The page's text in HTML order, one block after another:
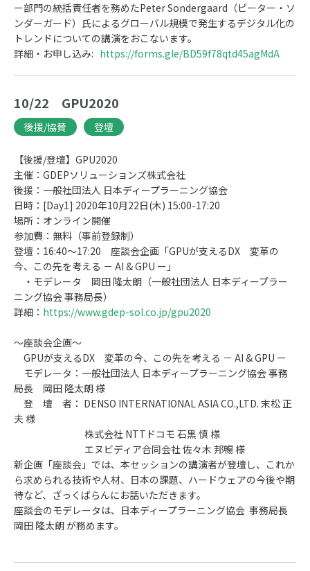
ー部門の統括責任者を務めたPeter Sondergaard（ピーター・ソ
ンダーガード）氏によるグローバル規模で発生するデジタル化の
トレンドについての講演をおこないます。
詳細・お申し込み: https://forms.gle/BD59f78qtd45agMdA
10/22 GPU2020
後援/協賛 登壇
【後援/登壇】GPU2020
主催：GDEPソリューションズ株式会社
後援：一般社団法人 日本ディープラーニング協会
日時：[Day1] 2020年10月22日(木) 15:00-17:20
場所：オンライン開催
参加費：無料（事前登録制）
登壇：16:40～17:20 座談会企画「GPUが支えるDX 変革の
今、この先を考える － AI & GPU ー」
・モデレータ 岡田 隆太朗（一般社団法人 日本ディープラー
ニング協会 事務局長）
詳細： https://www.gdep-sol.co.jp/gpu2020
～座談会企画～
GPUが支えるDX 変革の今、この先を考える － AI & GPU ー
モデレータ：一般社団法人 日本ディープラーニング協会 事務
局長 岡田 隆太朗 様
登 壇 者： DENSO INTERNATIONAL ASIA CO.,LTD. 末松 正
夫 様
株式会社 NTTドコモ 石黒 慎 様
エヌビディア合同会社 佐々木 邦暢 様
新企画「座談会」では、本セッションの講演者が登壇し、これか
ら求められる技術や人材、日本の課題、ハードウェアの今後や期
待など、ざっくばらんにお話いただきます。
座談会のモデレータは、日本ディープラーニング協会 事務局長
岡田 隆太朗 が務めます。